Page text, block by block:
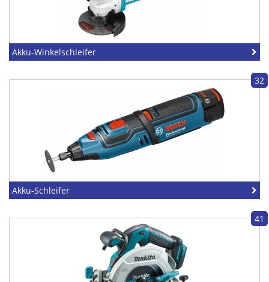
Akku-Winkelschleifer
32
Akku-Schleifer
41